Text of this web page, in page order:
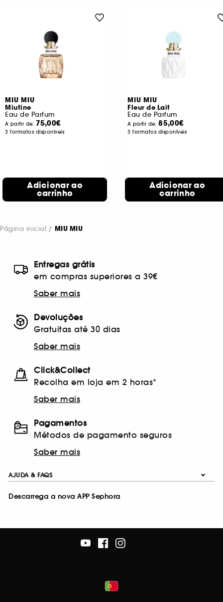
MIU MIU
Miutine
Eau de Parfum
A partir de: 75,00€
3 formatos disponíveis
Adicionar ao
carrinho
MIU MIU
Fleur de Lait
Eau de Parfum
A partir de:85,00€
3 formatos disponíveis
Adicionar ao
carrinho
Página inicial MIU MIU
Entregas grátis
em compras superiores a 39€
Saber mais
Devoluções
Gratuitas até 30 dias
Saber mais
Click&Collect
Recolha em loja em 2 horas*
Saber mais
Pagamentos
Métodos de pagamento seguros
Saber mais
AJUDA & FAQS
Descarrega a nova APP Sephora